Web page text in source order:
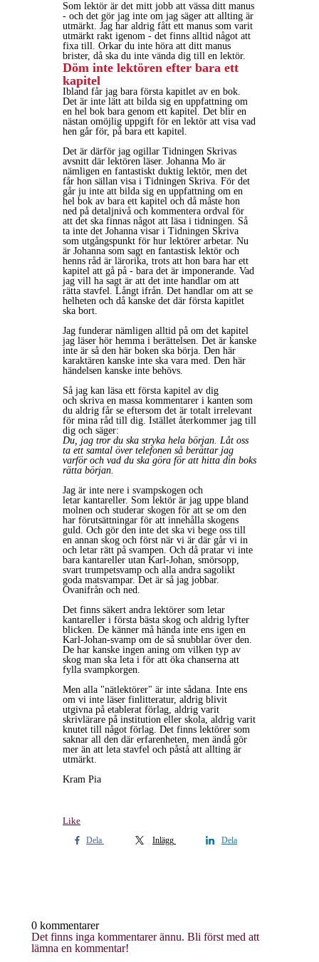
Som lektör är det mitt jobb att vässa ditt manus
- och det gör jag inte om jag säger att allting är
utmärkt. Jag har aldrig fått ett manus som varit
utmärkt rakt igenom - det finns alltid något att
fixa till. Orkar du inte höra att ditt manus
brister, då ska du inte vända dig till en lektör.
Döm inte lektören efter bara ett
kapitel
Ibland får jag bara första kapitlet av en bok.
Det är inte lätt att bilda sig en uppfattning om
en hel bok bara genom ett kapitel. Det blir en
nästan omöjlig uppgift för en lektör att visa vad
hen går för, på bara ett kapitel.
Det är därför jag ogillar Tidningen Skrivas
avsnitt där lektören läser. Johanna Mo är
nämligen en fantastiskt duktig lektör, men det
får hon sällan visa i Tidningen Skriva. För det
går ju inte att bilda sig en uppfattning om en
hel bok av bara ett kapitel och då måste hon
ned på detaljnivå och kommentera ordval för
att det ska finnas något att läsa i tidningen. Så
ta inte det Johanna visar i Tidningen Skriva
som utgångspunkt för hur lektörer arbetar. Nu
är Johanna som sagt en fantastisk lektör och
henns råd är lärorika, trots att hon bara har ett
kapitel att gå på - bara det är imponerande. Vad
jag vill ha sagt är att det inte handlar om att
rätta stavfel. Långt ifrån. Det handlar om att se
helheten och då kanske det där första kapitlet
ska bort.
Jag funderar nämligen alltid på om det kapitel
jag läser hör hemma i berättelsen. Det är kanske
inte är så den här boken ska börja. Den här
karaktären kanske inte ska vara med. Den här
händelsen kanske inte behövs.
Så jag kan läsa ett första kapitel av dig
och skriva en massa kommentarer i kanten som
du aldrig får se eftersom det är totalt irrelevant
för mina råd till dig. Istället återkommer jag till
dig och säger:
Du, jag tror du ska stryka hela början. Låt oss
ta ett samtal över telefonen så berättar jag
varför och vad du ska göra för att hitta din boks
rätta början.
Jag är inte nere i svampskogen och
letar kantareller. Som lektör är jag uppe bland
molnen och studerar skogen för att se om den
har förutsättningar för att innehålla skogens
guld. Och gör den inte det ska vi bege oss till
en annan skog och först när vi är där går vi in
och letar rätt på svampen. Och då pratar vi inte
bara kantareller utan Karl-Johan, smörsopp,
svart trumpetsvamp och alla andra sagolikt
goda matsvampar. Det är så jag jobbar.
Ovanifrån och ned.
Det finns säkert andra lektörer som letar
kantareller i första bästa skog och aldrig lyfter
blicken. De känner må hända inte ens igen en
Karl-Johan-svamp om de så snubblar över den.
De har kanske ingen aning om vilken typ av
skog man ska leta i för att öka chanserna att
fylla svampkorgen.
Men alla "nätlektörer" är inte sådana. Inte ens
om vi inte läser finlitteratur, aldrig blivit
utgivna på etablerat förlag, aldrig varit
skrivlärare på institution eller skola, aldrig varit
knutet till något förlag. Det finns lektörer som
saknar all den där erfarenheten, men ändå gör
mer än att leta stavfel och påstå att allting är
utmärkt.
Kram Pia
Like
Dela Inlägg Dela
0 kommentarer
Det finns inga kommentarer ännu. Bli först med att
lämna en kommentar!